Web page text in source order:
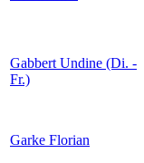
Gabbert Undine (Di. -
Fr.)
Garke Florian